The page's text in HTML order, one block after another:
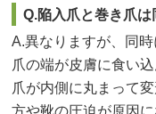
Q.陥入爪と巻き爪は
A.異なりますが、同
爪の端が皮膚に食い
爪が内側に丸まって
方や靴の圧迫が原因